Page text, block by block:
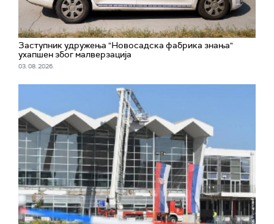
Заступник удружења "Новосадска фабрика знања"
ухапшен због малверзација
03. 08. 2026.